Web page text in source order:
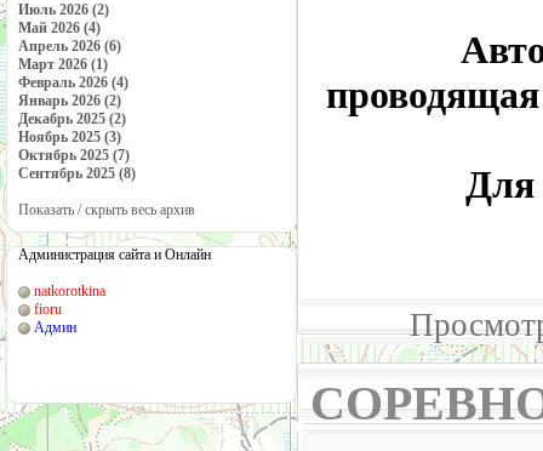
Июль 2026 (2)
Май 2026 (4)
Апрель 2026 (6)
Март 2026 (1)
Февраль 2026 (4)
Январь 2026 (2)
Декабрь 2025 (2)
Ноябрь 2025 (3)
Октябрь 2025 (7)
Сентябрь 2025 (8)
Показать / скрыть весь архив
Администрация сайта и Онлайн
natkorotkina
fioru
Админ
Для